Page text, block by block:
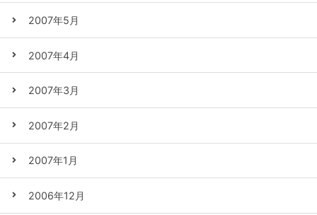
2007年5月
2007年4月
2007年3月
2007年2月
2007年1月
2006年12月